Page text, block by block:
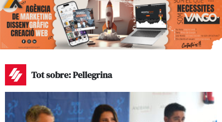
Tot sobre: Pellegrina